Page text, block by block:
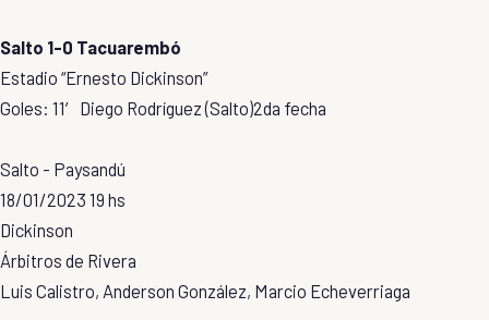
Salto 1-0 Tacuarembó
Estadio “Ernesto Dickinson”
Goles: 11′ Diego Rodríguez (Salto)2da fecha
Salto - Paysandú
18/01/2023 19 hs
Dickinson
Árbitros de Rivera
Luis Calistro, Anderson González, Marcio Echeverriaga